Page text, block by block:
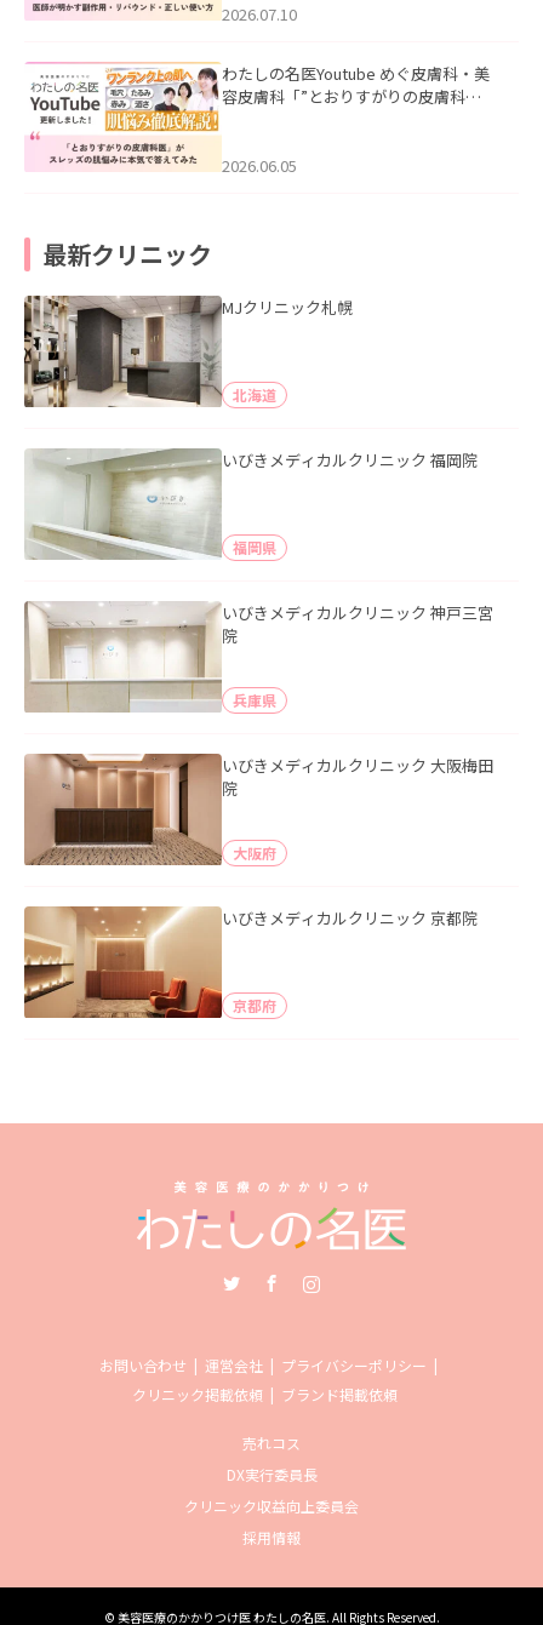
た。
2026.07.10
わたしの名医Youtube めぐ皮膚科・美
容皮膚科「”とおりすがりの皮膚科
2026.06.05
最新クリニック
MJクリニック札幌
北海道
いびきメディカルクリニック 福岡院
福岡県
いびきメディカルクリニック 神戸三宮
院
兵庫県
いびきメディカルクリニック 大阪梅田
院
大阪府
いびきメディカルクリニック 京都院
京都府
お問い合わせ 運営会社
プライバシーポリシー
クリニック掲載依頼
ブランド掲載依頼
売れコス
DX実行委員長
クリニック収益向上委員会
採用情報
© 美容医療のかかりつけ医 わたしの名医. All Rights Reserved.